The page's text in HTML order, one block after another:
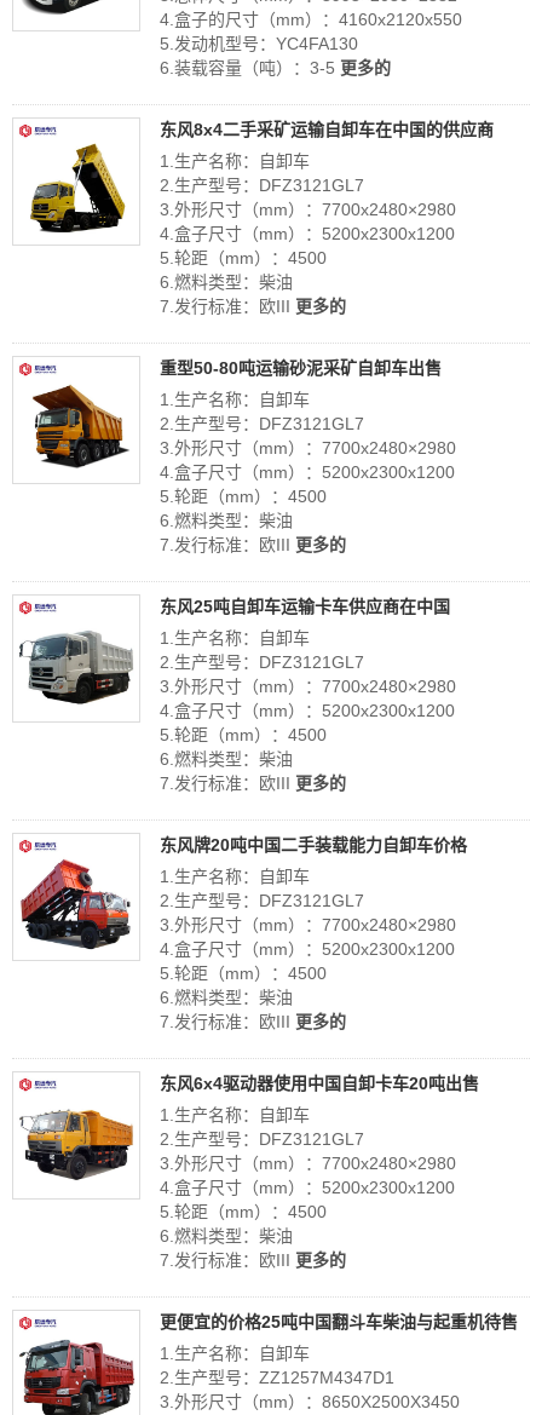
4.盒子的尺寸（mm）：4160x2120x550
5.发动机型号：YC4FA130
6.装载容量（吨）：3-5 更多的
东风8x4二手采矿运输自卸车在中国的供应商
1.生产名称：自卸车
2.生产型号：DFZ3121GL7
3.外形尺寸（mm）：7700x2480×2980
4.盒子尺寸（mm）：5200x2300x1200
5.轮距（mm）：4500
6.燃料类型：柴油
7.发行标准：欧III 更多的
重型50-80吨运输砂泥采矿自卸车出售
1.生产名称：自卸车
2.生产型号：DFZ3121GL7
3.外形尺寸（mm）：7700x2480×2980
4.盒子尺寸（mm）：5200x2300x1200
5.轮距（mm）：4500
6.燃料类型：柴油
7.发行标准：欧III 更多的
东风25吨自卸车运输卡车供应商在中国
1.生产名称：自卸车
2.生产型号：DFZ3121GL7
3.外形尺寸（mm）：7700x2480×2980
4.盒子尺寸（mm）：5200x2300x1200
5.轮距（mm）：4500
6.燃料类型：柴油
7.发行标准：欧III 更多的
东风牌20吨中国二手装载能力自卸车价格
1.生产名称：自卸车
2.生产型号：DFZ3121GL7
3.外形尺寸（mm）：7700x2480×2980
4.盒子尺寸（mm）：5200x2300x1200
5.轮距（mm）：4500
6.燃料类型：柴油
7.发行标准：欧III 更多的
东风6x4驱动器使用中国自卸卡车20吨出售
1.生产名称：自卸车
2.生产型号：DFZ3121GL7
3.外形尺寸（mm）：7700x2480×2980
4.盒子尺寸（mm）：5200x2300x1200
5.轮距（mm）：4500
6.燃料类型：柴油
7.发行标准：欧III 更多的
更便宜的价格25吨中国翻斗车柴油与起重机待售
1.生产名称：自卸车
2.生产型号：ZZ1257M4347D1
3.外形尺寸（mm）：8650X2500X3450